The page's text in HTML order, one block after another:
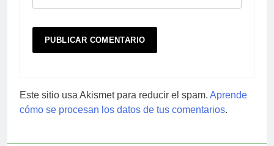
Este sitio usa Akismet para reducir el spam. Aprende
cómo se procesan los datos de tus comentarios.